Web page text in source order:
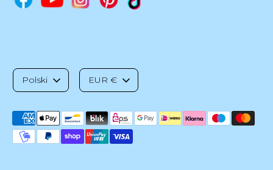
J
ę
z
Polski
W
a
l
EUR €
Akceptowane
metody
płatności